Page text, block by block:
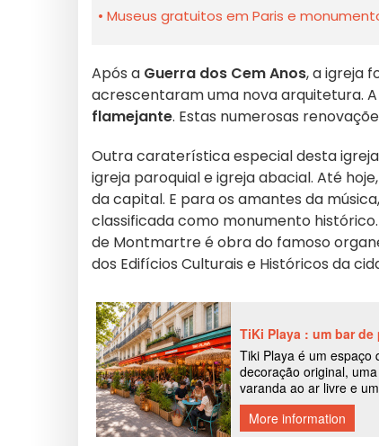
Museus gratuitos em Paris e
Após a Guerra dos Cem Anos, a igreja
acrescentaram uma nova arquitetura. A
flamejante. Estas numerosas
Outra caraterística especial desta
igreja paroquial e igreja abacial. Até
da capital. E para os amantes da
classificada como monumento
de Montmartre é obra do famoso
dos Edifícios Culturais e Históricos da